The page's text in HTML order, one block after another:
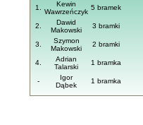
1.
Kewin
Wawrzeńczyk
5 bramek
2.
Dawid
Makowski
3 bramki
3.
Szymon
Makowski
2 bramki
4.
Adrian
Talarski
1 bramka
-
Igor
Dąbek
1 bramka